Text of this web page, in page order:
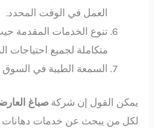
العمل في الوقت المحدد.
تنوع الخدمات المقدمة
متكاملة لجميع احتياجات
السمعة الطيبة في السوق
يمكن القول إن شركةصباغ
لكل من يبحث عن خدمات دهانات